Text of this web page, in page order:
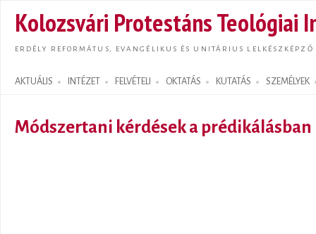
Kolozsvári Protestáns Teológiai
ERDÉLY REFORMÁTUS, EVANGÉLIKUS ÉS UNITÁRIUS LELKÉSZKÉPZŐ
AKTUÁLIS INTÉZET FELVÉTELI OKTATÁS KUTATÁS SZEMÉLYEK
Search form
Módszertani kérdések a prédikálásban